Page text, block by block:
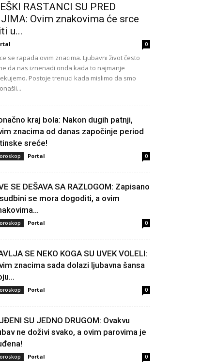
RASTANCI SU PRED
Ovim znakovima će srce
u...
0
se rapada ovim znacima. Ljubavni život često
da nas iznenadi onda kada to najmanje
Postoje trenuci kada mislimo da smo
kraj bola: Nakon dugih patnji,
znacima od danas započinje period
sreće!
Portal 0
SE DEŠAVA SA RAZLOGOM: Zapisano
se mora dogoditi, a ovim
Portal 0
SE NEKO KOGA SU UVEK VOLELI:
znacima sada dolazi ljubavna šansa
Portal 0
SU JEDNO DRUGOM: Ovakvu
ne doživi svako, a ovim parovima je
Portal 0